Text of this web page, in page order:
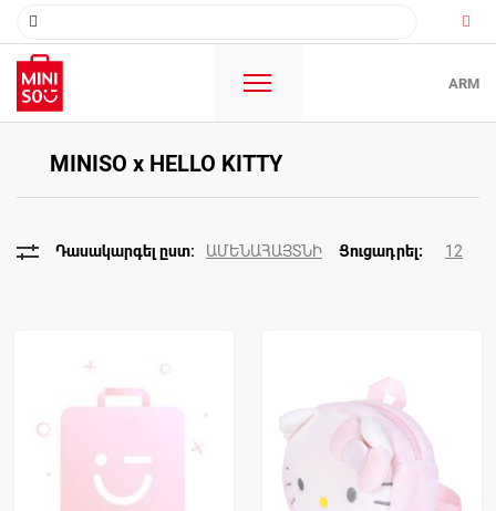
ARM
MINISO x HELLO KITTY
ԱՄԵՆԱՀԱՅՏՆԻ 12